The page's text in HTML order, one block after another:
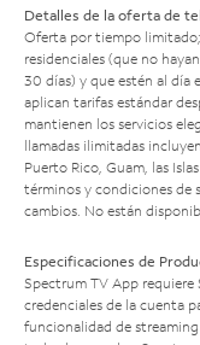
Detalles de la oferta de
Oferta por tiempo
residenciales (que no
30 días) y que estén al día
aplican tarifas estándar
mantienen los servicios
llamadas ilimitadas
Puerto Rico, Guam, las
términos y condiciones de
cambios. No están
Especificaciones de
Spectrum TV App requiere
credenciales de la cuenta
funcionalidad de